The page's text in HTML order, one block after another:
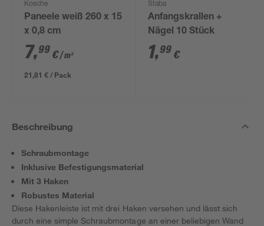
Kosche
Paneele weiß 260 x 15
x 0,8 cm
7,99 €/ m²
21,81 € / Pack
Staba
Anfangskrallen +
Nägel 10 Stück
1,99 €
Beschreibung
Schraubmontage
Inklusive Befestigungsmaterial
Mit 3 Haken
Robustes Material
Diese Hakenleiste ist mit drei Haken versehen und lässt sich
durch eine simple Schraubmontage an einer beliebigen Wand